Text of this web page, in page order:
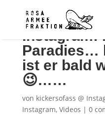
Instagram:
Paradies…
ist er bald
😉……
von kickersofass @
Instagram, Videos | 0